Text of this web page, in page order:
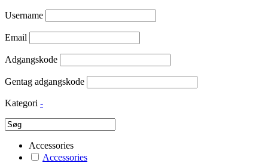
Username
Email
Adgangskode
Gentag adgangskode
Kategori -
Accessories
Accessories